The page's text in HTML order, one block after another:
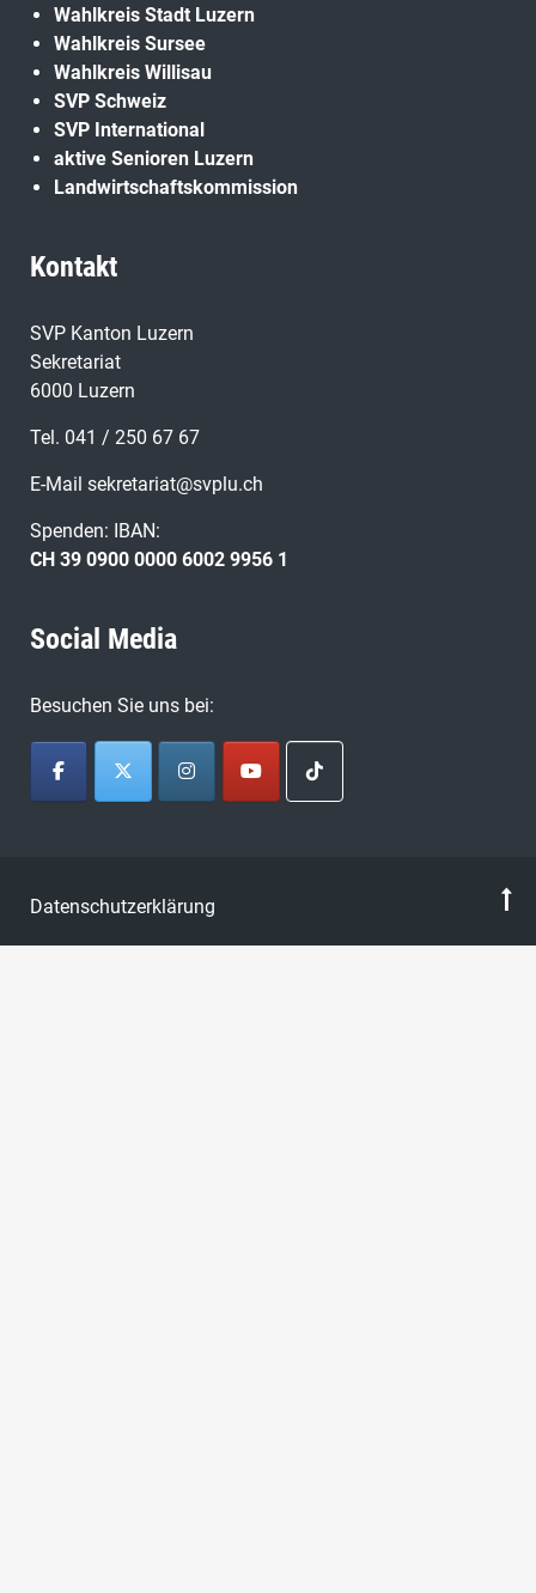
Wahlkreis Stadt Luzern
Wahlkreis Sursee
Wahlkreis Willisau
SVP Schweiz
SVP International
aktive Senioren Luzern
Landwirtschaftskommission
Kontakt
SVP Kanton Luzern
Sekretariat
6000 Luzern
Tel. 041 / 250 67 67
E-Mail sekretariat@svplu.ch
Spenden: IBAN:
CH 39 0900 0000 6002 9956 1
Social Media
Besuchen Sie uns bei:
Datenschutzerklärung